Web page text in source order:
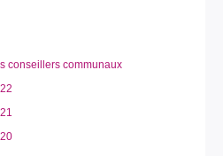
conseillers communaux